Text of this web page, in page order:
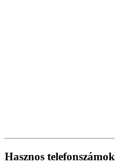
Hasznos telefonszámok